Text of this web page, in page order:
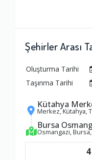
Şehirler Arası
Oluşturma Tarihi
Taşınma Tarihi
Kütahya
Merkez, Kütahya,
Bursa
Osmangazi,
4